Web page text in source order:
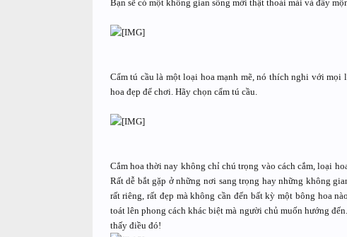
Bạn sẽ có một không gian sống mới thật thoải mái và đầy
Cẩm tú cầu là một loại hoa mạnh mẽ, nó thích nghi với mọi
hoa đẹp để chơi. Hãy chọn cẩm tú cầu.
Cắm hoa thời nay không chỉ chú trọng vào cách cắm, loại
Rất dễ bắt gặp ở những nơi sang trọng hay những không
rất riêng, rất đẹp mà không cần đến bất kỳ một bông hoa
toát lên phong cách khác biệt mà người chủ muốn hướng
thấy điều đó!